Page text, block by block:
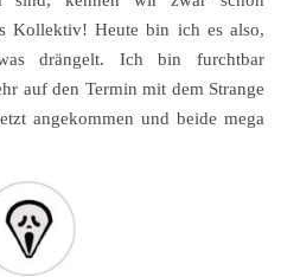
Kollektiv! Heute bin ich es also,
drängelt. Ich bin furchtbar
auf den Termin mit dem Strange
angekommen und beide mega